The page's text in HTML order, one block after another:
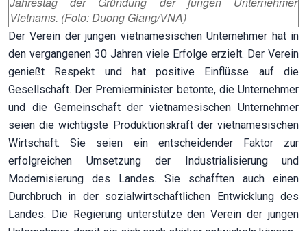
Vietnams. (Foto: Duong Giang/VNA)
Der Verein der jungen vietnamesischen Unternehmer hat in
den vergangenen 30 Jahren viele Erfolge erzielt. Der Verein
genießt Respekt und hat positive Einflüsse auf die
Gesellschaft. Der Premierminister betonte, die Unternehmer
und die Gemeinschaft der vietnamesischen Unternehmer
seien die wichtigste Produktionskraft der vietnamesischen
Wirtschaft. Sie seien ein entscheidender Faktor zur
erfolgreichen Umsetzung der Industrialisierung und
Modernisierung des Landes. Sie schafften auch einen
Durchbruch in der sozialwirtschaftlichen Entwicklung des
Landes. Die Regierung unterstütze den Verein der jungen